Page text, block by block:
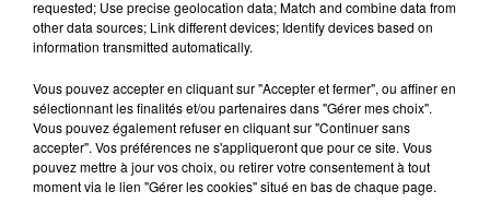
4 août 2026
HÉRAULT, PYRÉNÉES-ORIENTALES : TROIS
SPOTS DE SNORKELING À EXPLORER...
Pas besoin de bouteilles de plongée lourdes ni de diplômes
requested; Use precise geolocation data; Match and combine data from
other data sources; Link different devices; Identify devices based on
information transmitted automatically.
Vous pouvez accepter en cliquant sur "Accepter et fermer", ou affiner en
sélectionnant les finalités et/ou partenaires dans "Gérer mes choix".
Vous pouvez également refuser en cliquant sur "Continuer sans
accepter". Vos préférences ne s'appliqueront que pour ce site. Vous
pouvez mettre à jour vos choix, ou retirer votre consentement à tout
moment via le lien "Gérer les cookies" situé en bas de chaque page.